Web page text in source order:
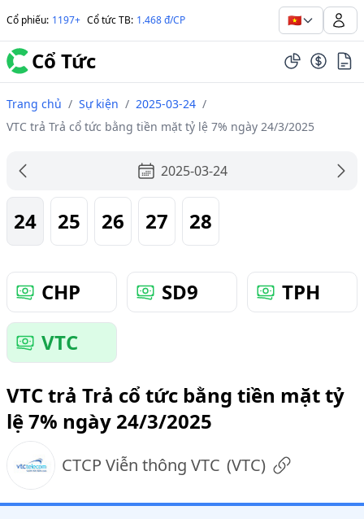
Cổ phiếu: 1197+ Cổ tức TB: 1.468 đ/CP 🇻🇳
Cổ Tức
Trang chủ / Sự kiện / 2025-03-24 /
VTC trả Trả cổ tức bằng tiền mặt tỷ lệ 7% ngày 24/3/2025
2025-03-24
24 25 26 27 28
CHP SD9
TPH
VTC
VTC trả Trả cổ tức bằng tiền mặt tỷ
lệ 7% ngày 24/3/2025
CTCP Viễn thông VTC (VTC)